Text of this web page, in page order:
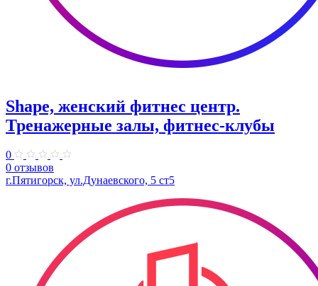
Shape, женский фитнес центр.
Тренажерные залы, фитнес-клубы
0
0 отзывов
г.Пятигорск, ул.Дунаевского, 5 ст5